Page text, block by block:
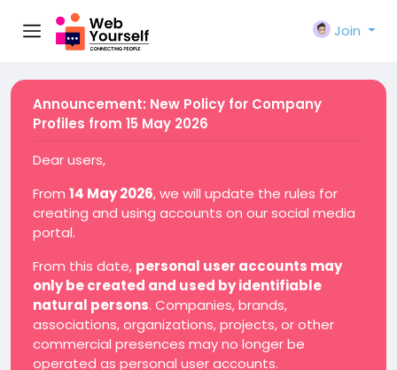
Join
Announcement: New Policy for Company
Profiles from 15 May 2026
Dear users,
From 14 May 2026, we will update the rules for
creating and using accounts on our social media
portal.
From this date, personal user accounts may
only be created and used by identifiable
natural persons. Companies, brands,
associations, organizations, projects, or other
commercial presences may no longer be
operated as personal user accounts.